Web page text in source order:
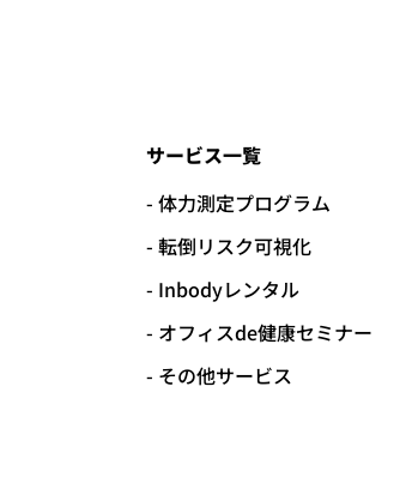
サービス一覧
体力測定プログラム
転倒リスク可視化
Inbodyレンタル
オフィスde健康セミナー
その他サービス